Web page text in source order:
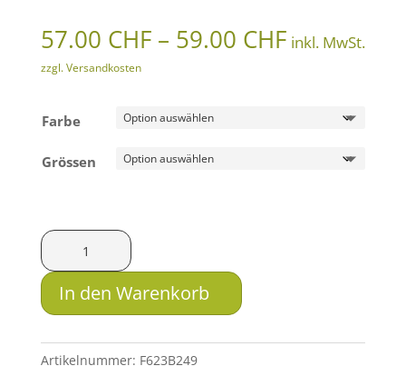
57.00 CHF – 59.00 CHF
59.00 CHF
inkl. MwSt.
zzgl. Versandkosten
Farbe
Grössen
Wegu
Schaftkappe
verstellbar
Menge
In den Warenkorb
Artikelnummer: F623B249